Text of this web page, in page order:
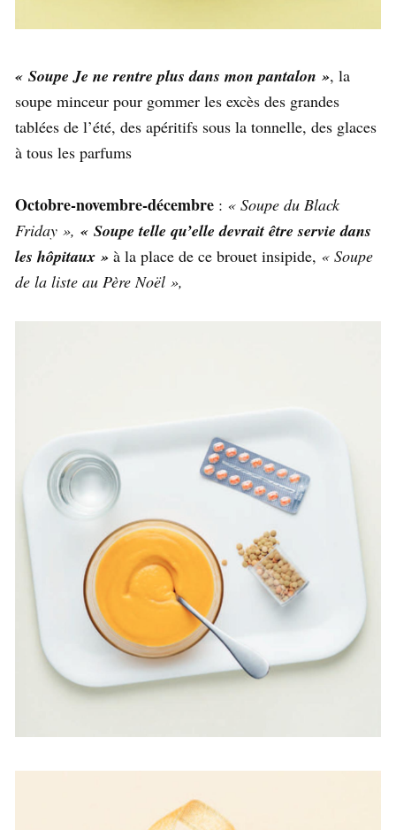
« Soupe Je ne rentre plus dans mon pantalon », la
soupe minceur pour gommer les excès des grandes
tablées de l’été, des apéritifs sous la tonnelle, des glaces
à tous les parfums
Octobre-novembre-décembre : « Soupe du Black
Friday », « Soupe telle qu’elle devrait être servie dans
les hôpitaux » à la place de ce brouet insipide, « Soupe
de la liste au Père Noël »,